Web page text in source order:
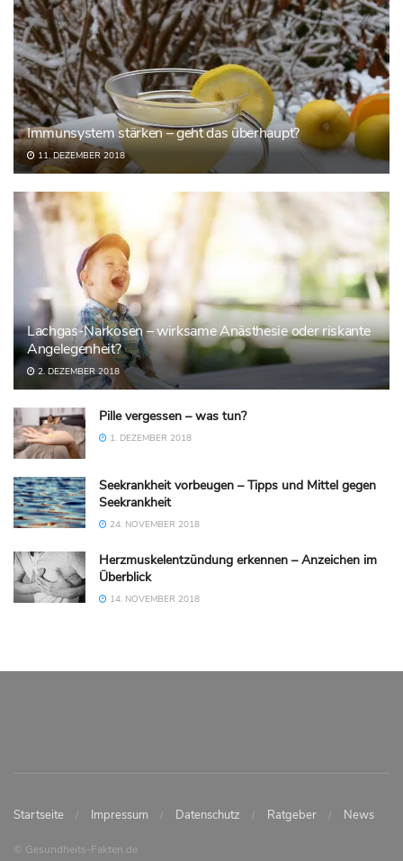
Immunsystem stärken – geht das überhaupt?
11. DEZEMBER 2018
Lachgas-Narkosen – wirksame Anästhesie oder riskante
Angelegenheit?
2. DEZEMBER 2018
Pille vergessen – was tun?
1. DEZEMBER 2018
Seekrankheit vorbeugen – Tipps und Mittel gegen
Seekrankheit
24. NOVEMBER 2018
Herzmuskelentzündung erkennen – Anzeichen im
Überblick
14. NOVEMBER 2018
Startseite Impressum Datenschutz Ratgeber News
© Gesundheits-Fakten.de